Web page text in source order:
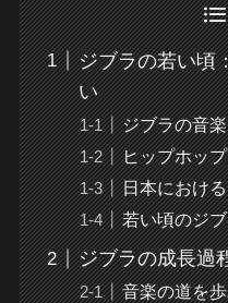
ジブラの若い頃
い
ジブラの音
ヒップホッ
日本におけ
若い頃のジ
ジブラの成長過
音楽の道を